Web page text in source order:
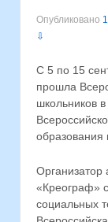
Опубликовано
⇩
С 5 по 15
прошла
школьников
образования
Организатор
«Креограф»
социальных